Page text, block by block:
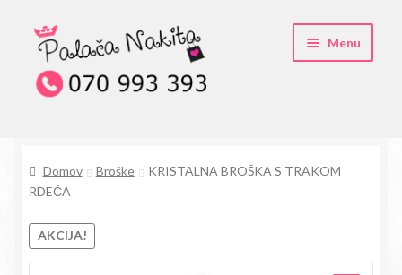
Skip
to
navigation
Skip
to
content
Menu
Pogosta vprašanja
Kontakt
Trgovina
Domov Broške
KRISTALNA BROŠKA S TRAKOM
RDEČA
AKCIJA!